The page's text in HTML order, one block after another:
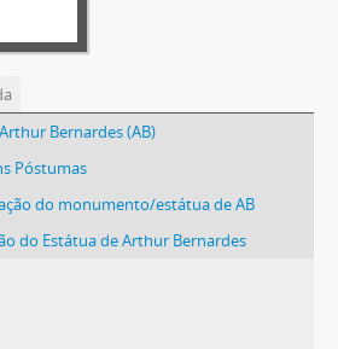
Bernardes (AB)
Póstumas
do monumento/estátua de AB
do Estátua de Arthur Bernardes